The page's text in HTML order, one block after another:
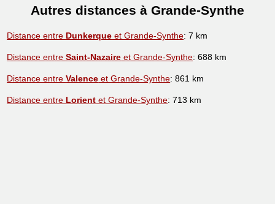
Autres distances à Grande-Synthe
Distance entre Dunkerque et Grande-Synthe: 7 km
Distance entreSaint-Nazaire et Grande-Synthe: 688 km
Distance entreValence et Grande-Synthe: 861 km
Distance entre Lorient et Grande-Synthe: 713 km